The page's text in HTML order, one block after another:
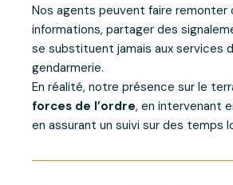
Nos agents peuvent faire remonter
informations, partager des
se substituent jamais aux services
gendarmerie.
En réalité, notre présence sur le
forces de l’ordre, en intervenant
en assurant un suivi sur des temps